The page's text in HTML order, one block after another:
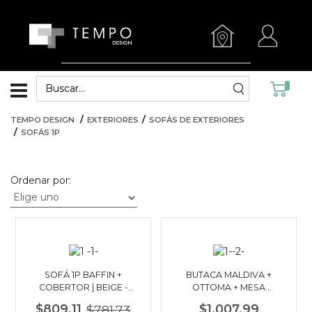
TEMPO DESIGN EXTERIORES
SOFÁS DE EXTERIORES
SOFÁS 1P
Ordenar por:
SOFÁ 1P BAFFIN +
COBERTOR | BEIGE -
BUTACA MALDIVA +
OTTOMA + MESA
LATERAL + COBERTOR |